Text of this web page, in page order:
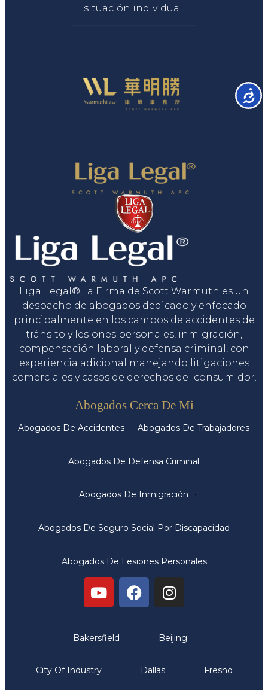
situación individual.
Liga Legal®, la Firma de Scott Warmuth es un
despacho de abogados dedicado y enfocado
principalmente en los campos de accidentes de
tránsito y lesiones personales, inmigración,
compensación laboral y defensa criminal, con
experiencia adicional manejando litigaciones
comerciales y casos de derechos del consumidor.
Abogados Cerca De Mi
Abogados De Accidentes Abogados De Trabajadores
Abogados De Defensa Criminal
Abogados De Inmigración
Abogados De Seguro Social Por Discapacidad
Abogados De Lesiones Personales
Bakersfield Beijing
City Of Industry Dallas Fresno